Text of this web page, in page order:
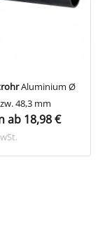
Aluminium Ø
48,3 mm
ab 18,98 €